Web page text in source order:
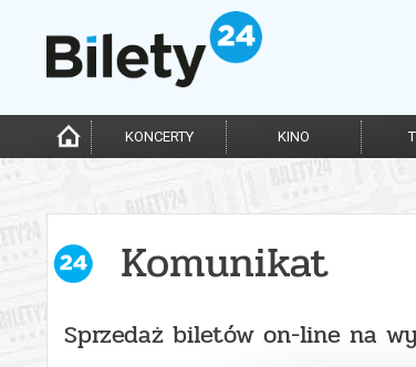
KONCERTY KINO
Komunikat
Sprzedaż biletów on-line na